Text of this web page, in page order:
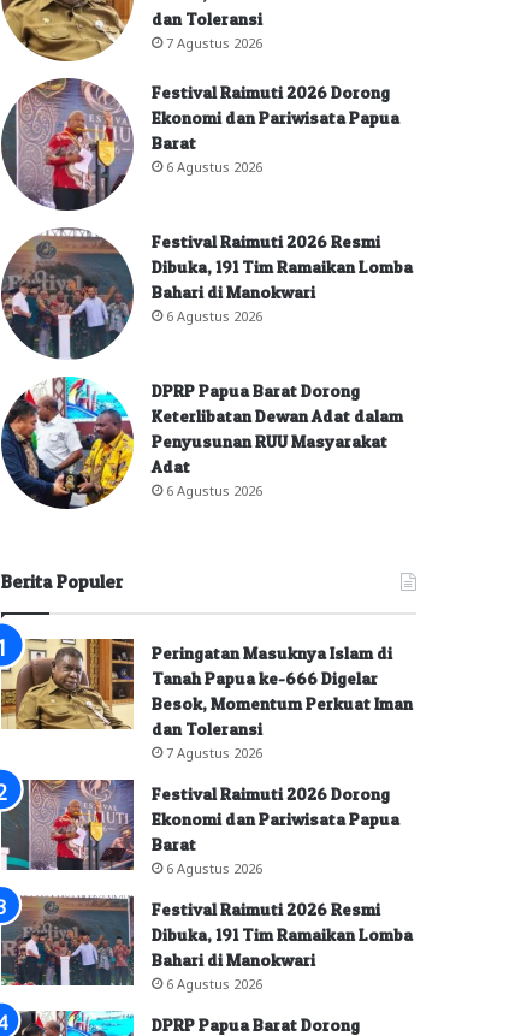
dan Toleransi
7 Agustus 2026
Festival Raimuti 2026 Dorong
Ekonomi dan Pariwisata Papua
Barat
6 Agustus 2026
Festival Raimuti 2026 Resmi
Dibuka, 191 Tim Ramaikan Lomba
Bahari di Manokwari
6 Agustus 2026
DPRP Papua Barat Dorong
Keterlibatan Dewan Adat dalam
Penyusunan RUU Masyarakat
Adat
6 Agustus 2026
Berita Populer
Peringatan Masuknya Islam di
Tanah Papua ke-666 Digelar
Besok, Momentum Perkuat Iman
dan Toleransi
7 Agustus 2026
Festival Raimuti 2026 Dorong
Ekonomi dan Pariwisata Papua
Barat
6 Agustus 2026
Festival Raimuti 2026 Resmi
Dibuka, 191 Tim Ramaikan Lomba
Bahari di Manokwari
6 Agustus 2026
DPRP Papua Barat Dorong